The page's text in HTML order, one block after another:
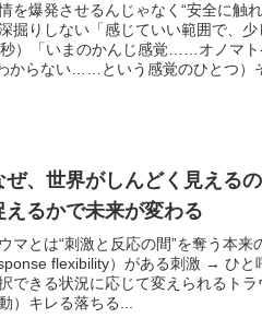
情を爆発させるんじゃなく“安全に触
掘りしない「感じていい範囲で、
秒）「いまのかんじ感覚……オノマ
からない……という感覚のひとつ）
ぜ、世界がしんどく見える
えるかで未来が変わる
マとは“刺激と反応の間”を奪う本
flexibility）がある刺激 → ひ
できる状況に応じて変えられるト
動）キレる落ちる...